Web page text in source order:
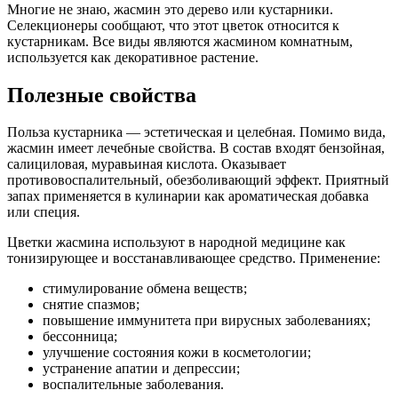
Многие не знаю, жасмин это дерево или кустарники.
Селекционеры сообщают, что этот цветок относится к
кустарникам. Все виды являются жасмином комнатным,
используется как декоративное растение.
Полезные свойства
Польза кустарника — эстетическая и целебная. Помимо вида,
жасмин имеет лечебные свойства. В состав входят бензойная,
салициловая, муравьиная кислота. Оказывает
противовоспалительный, обезболивающий эффект. Приятный
запах применяется в кулинарии как ароматическая добавка
или специя.
Цветки жасмина используют в народной медицине как
тонизирующее и восстанавливающее средство. Применение:
стимулирование обмена веществ;
снятие спазмов;
повышение иммунитета при вирусных заболеваниях;
бессонница;
улучшение состояния кожи в косметологии;
устранение апатии и депрессии;
воспалительные заболевания.